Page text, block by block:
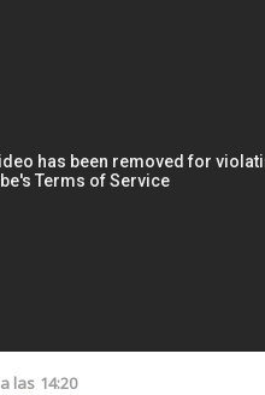
a las 14:20